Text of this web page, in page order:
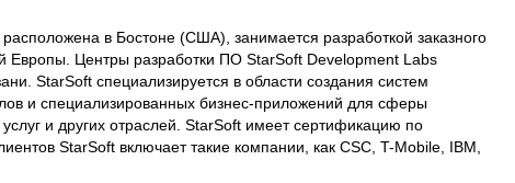
в Бостоне (США), занимается разработкой заказного
Европы. Центры разработки ПО StarSoft Development Labs
StarSoft специализируется в области создания систем
и специализированных бизнес-приложений для сферы
и других отраслей. StarSoft имеет сертификацию по
StarSoft включает такие компании, как CSC, T-Mobile, IBM,